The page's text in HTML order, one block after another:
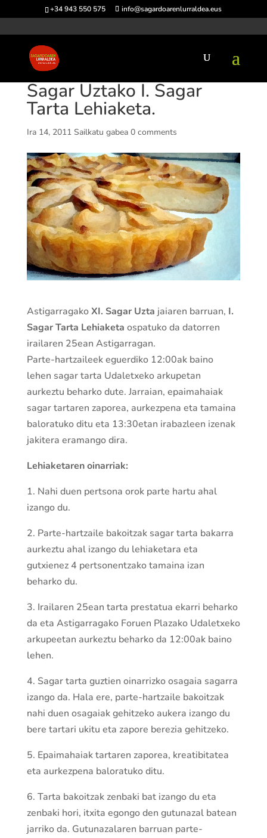
+34 943 550 575 info@sagardoarenlurraldea.eus
Sagar Uztako I. Sagar
Tarta Lehiaketa.
Ira 14, 2011 Sailkatu gabea 0 comments
AstigarragakoXI. Sagar Uzta jaiaren barruan, I.
Sagar Tarta Lehiaketa ospatuko da datorren
irailaren 25ean Astigarragan.
Parte-hartzaileek eguerdiko 12:00ak baino
lehen sagar tarta Udaletxeko arkupetan
aurkeztu beharko dute. Jarraian, epaimahaiak
sagar tartaren zaporea, aurkezpena eta tamaina
baloratuko ditu eta 13:30etan irabazleen izenak
jakitera eramango dira.
Lehiaketaren oinarriak:
1. Nahi duen pertsona orok parte hartu ahal
izango du.
2. Parte-hartzaile bakoitzak sagar tarta bakarra
aurkeztu ahal izango du lehiaketara eta
gutxienez 4 pertsonentzako tamaina izan
beharko du.
3. Irailaren 25ean tarta prestatua ekarri beharko
da eta Astigarragako Foruen Plazako Udaletxeko
arkupeetan aurkeztu beharko da 12:00ak baino
lehen.
4. Sagar tarta guztien oinarrizko osagaia sagarra
izango da. Hala ere, parte-hartzaile bakoitzak
nahi duen osagaiak gehitzeko aukera izango du
bere tartari ukitu eta zapore berezia gehitzeko.
5. Epaimahaiak tartaren zaporea, kreatibitatea
eta aurkezpena baloratuko ditu.
6. Tarta bakoitzak zenbaki bat izango du eta
zenbaki hori, itxita egongo den gutunazal batean
jarriko da. Gutunazalaren barruan parte-